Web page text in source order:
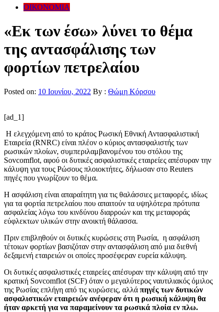
ΟΙΚΟΝΟΜΙΑ
«Εκ των έσω» λύνει το θέμα
της αντασφάλισης των
φορτίων πετρελαίου
Posted on: 10 Ιουνίου, 2022 By : Θώμη Κόρσου
[ad_1]
Η ελεγχόμενη από το κράτος Ρωσική Εθνική Αντασφαλιστική
Εταιρεία (RNRC) είναι πλέον ο κύριος αντασφαλιστής των
ρωσικών πλοίων, συμπεριλαμβανομένου του στόλου της
Sovcomflot, αφού οι δυτικές ασφαλιστικές εταιρείες απέσυραν την
κάλυψη για τους Ρώσους πλοιοκτήτες, δήλωσαν στο Reuters
πηγές που γνωρίζουν το θέμα.
Η ασφάλιση είναι απαραίτητη για τις θαλάσσιες μεταφορές, ιδίως
για τα φορτία πετρελαίου που απαιτούν τα υψηλότερα πρότυπα
ασφαλείας λόγω του κινδύνου διαρροών και της μεταφοράς
εύφλεκτων υλικών στην ανοικτή θάλασσα.
Πριν επιβληθούν οι δυτικές κυρώσεις στη Ρωσία, η ασφάλιση
τέτοιων φορτίων βασιζόταν στην αντασφάλιση από μια διεθνή
δεξαμενή εταιρειών οι οποίες προσέφεραν ευρεία κάλυψη.
Οι δυτικές ασφαλιστικές εταιρείες απέσυραν την κάλυψη από την
κρατική Sovcomflot (SCF) όταν ο μεγαλύτερος ναυτιλιακός όμιλος
της Ρωσίας επλήγη από τις κυρώσεις, αλλά πηγές των δυτικών
ασφαλιστικών εταιρειών ανέφεραν ότι η ρωσική κάλυψη θα
ήταν αρκετή για να παραμείνουν τα ρωσικά πλοία εν πλω.